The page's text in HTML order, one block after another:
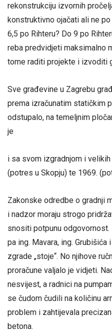
rekonstrukciju izvornih
konstruktivno ojačati ali ne
6,5 po Rihteru? Do 9 po
reba predvidjeti maksimalno
tome raditi projekte i izvoditi
Sve građevine u Zagrebu
prema izračunatim statičkim
odstupalo, na temeljnim
je
i sa svom izgradnjom i
(potres u Skopju) te 1969.
Zakonske odredbe o gradnji
i nadzor moraju strogo
snositi potpunu
pa ing. Mavara, ing. Grubišića
zgrade „stoje“. No njihove
proračune valjalo je vidjeti.
nesvijest, a radnici na
se čudom čudili na količinu
problem i zahtijevala
betona.